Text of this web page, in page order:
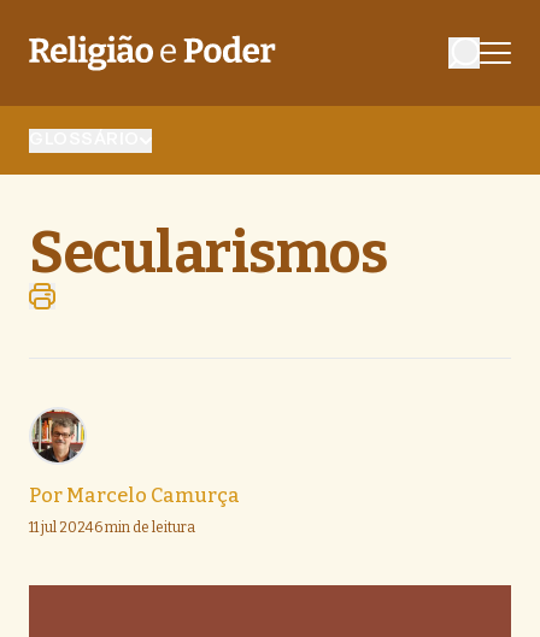
Secularismos
Por Marcelo Camurça
11 jul 20246 min de leitura